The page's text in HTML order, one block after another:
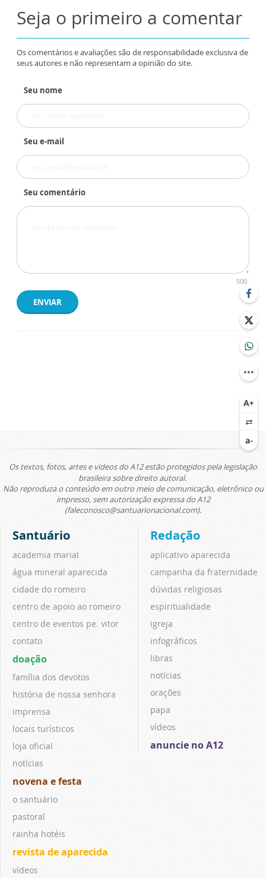
Seja o primeiro a comentar
Os comentários e avaliações são de responsabilidade exclusiva de
seus autores e não representam a opinião do site.
Seu nome
Seu e-mail
Seu comentário
500
ENVIAR
Os textos, fotos, artes e vídeos do A12 estão protegidos pela legislação
brasileira sobre direito autoral.
Não reproduza o conteúdo em outro meio de comunicação, eletrônico ou
impresso, sem autorização expressa do A12
(faleconosco@santuarionacional.com).
Santuário
academia marial
água mineral aparecida
cidade do romeiro
centro de apoio ao romeiro
centro de eventos pe. vitor
contato
doação
família dos devotos
história de nossa senhora
imprensa
locais turísticos
loja oficial
notícias
novena e festa
o santuário
pastoral
rainha hotéis
revista de aparecida
vídeos
Redação
aplicativo aparecida
campanha da fraternidade
dúvidas religiosas
espiritualidade
igreja
infográficos
libras
notícias
orações
papa
vídeos
anuncie no A12